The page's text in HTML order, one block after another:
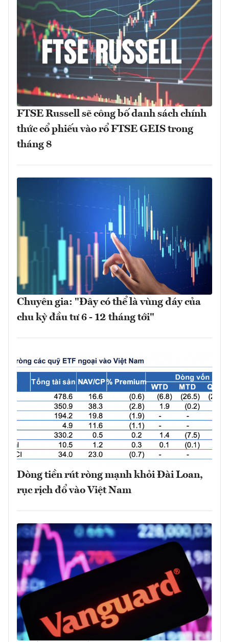
FTSE Russell sẽ công bố danh sách chính
thức cổ phiếu vào rổ FTSE GEIS trong
tháng 8
Chuyên gia: "Đây có thể là vùng đáy của
chu kỳ đầu tư 6 - 12 tháng tới"
Dòng tiền rút ròng mạnh khỏi Đài Loan,
rục rịch đổ vào Việt Nam